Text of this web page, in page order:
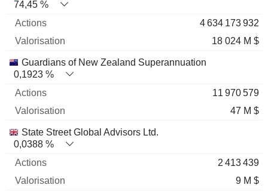
74,45 %
4 634 173 932
18 024 M $
Guardians of New Zealand Superannuation
0,1923 %
11 970 579
47 M $
State Street Global Advisors Ltd.
0,0388 %
2 413 439
9 M $